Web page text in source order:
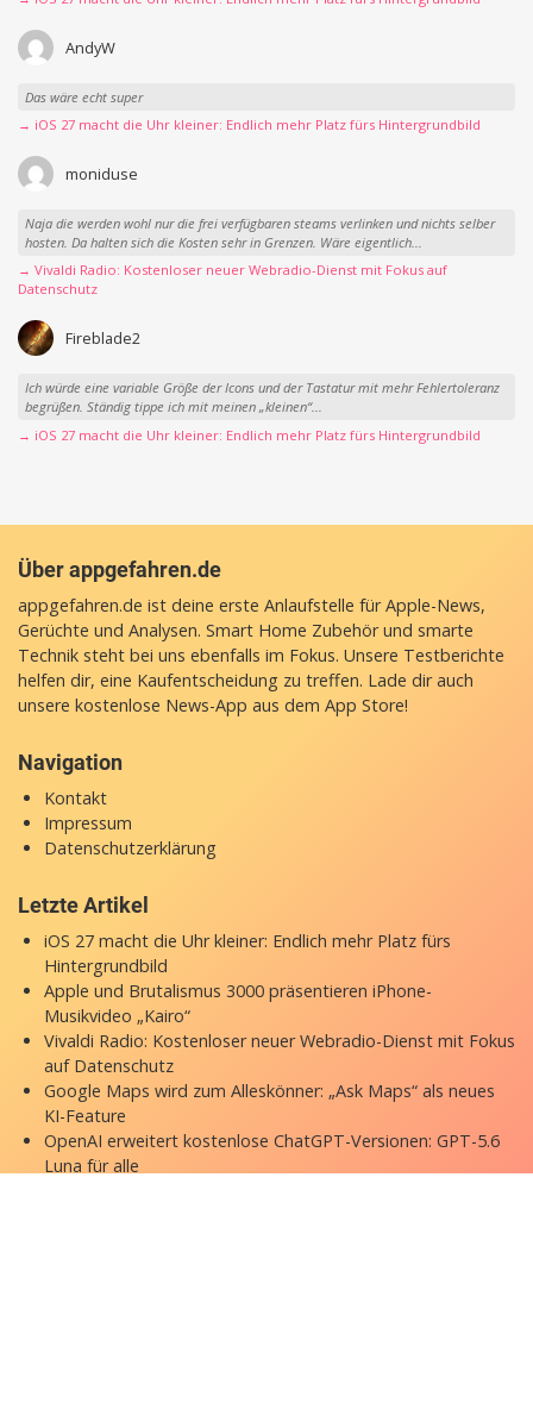
AndyW
Das wäre echt super
→ iOS 27 macht die Uhr kleiner: Endlich mehr Platz fürs Hintergrundbild
moniduse
Naja die werden wohl nur die frei verfügbaren steams verlinken und nichts selber
hosten. Da halten sich die Kosten sehr in Grenzen. Wäre eigentlich...
→ Vivaldi Radio: Kostenloser neuer Webradio-Dienst mit Fokus auf
Datenschutz
Fireblade2
Ich würde eine variable Größe der Icons und der Tastatur mit mehr Fehlertoleranz
begrüßen. Ständig tippe ich mit meinen „kleinen“...
→ iOS 27 macht die Uhr kleiner: Endlich mehr Platz fürs Hintergrundbild
Über appgefahren.de
appgefahren.de ist deine erste Anlaufstelle für Apple-News,
Gerüchte und Analysen. Smart Home Zubehör und smarte
Technik steht bei uns ebenfalls im Fokus. Unsere Testberichte
helfen dir, eine Kaufentscheidung zu treffen. Lade dir auch
unsere kostenlose News-App aus dem App Store!
Navigation
Kontakt
Impressum
Datenschutzerklärung
Letzte Artikel
iOS 27 macht die Uhr kleiner: Endlich mehr Platz fürs
Hintergrundbild
Apple und Brutalismus 3000 präsentieren iPhone-
Musikvideo „Kairo“
Vivaldi Radio: Kostenloser neuer Webradio-Dienst mit Fokus
auf Datenschutz
Google Maps wird zum Alleskönner: „Ask Maps“ als neues
KI-Feature
OpenAI erweitert kostenlose ChatGPT-Versionen: GPT-5.6
Luna für alle